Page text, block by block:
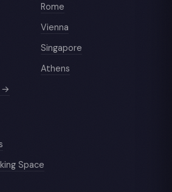
Rome
Vienna
Singapore
Athens
→
Space